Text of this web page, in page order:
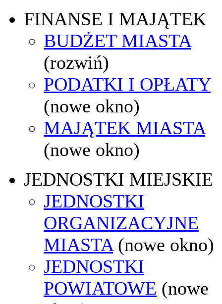
FINANSE I MAJĄTEK
BUDŻET MIASTA
(rozwiń)
PODATKI I OPŁATY
(nowe okno)
MAJĄTEK MIASTA
(nowe okno)
JEDNOSTKI MIEJSKIE
JEDNOSTKI
ORGANIZACYJNE
MIASTA (nowe okno)
JEDNOSTKI
POWIATOWE (nowe